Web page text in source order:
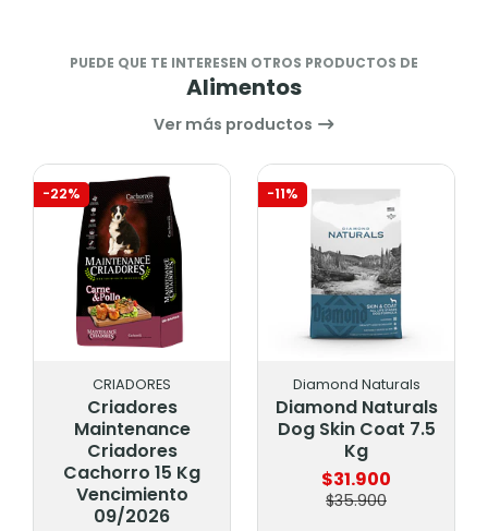
PUEDE QUE TE INTERESEN OTROS PRODUCTOS DE
Alimentos
Ver más productos
-22%
CRIADORES
Criadores
Maintenance
Criadores
Cachorro 15 Kg
Vencimiento
09/2026
-11%
Diamond Naturals
Diamond Naturals
Dog Skin Coat 7.5
Kg
$31.900
$35.900